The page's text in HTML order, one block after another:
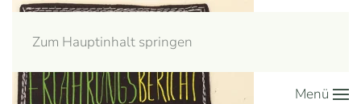
Zum Hauptinhalt springen
Menü